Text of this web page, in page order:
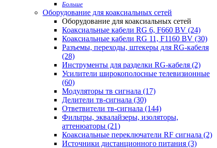
Больше
Оборудование для коаксиальных сетей
Оборудование для коаксиальных сетей
Коаксиальные кабели RG 6, F660 BV (24)
Коаксиальные кабели RG 11, F1160 BV (30)
Разъемы, переходы, штекеры для RG-кабеля
(28)
Инструменты для разделки RG-кабеля (2)
Усилители широкополосные телевизионные
(60)
Модуляторы тв сигнала (17)
Делители тв-сигнала (30)
Ответвители тв-сигнала (144)
Фильтры, эквалайзеры, изоляторы,
аттенюаторы (21)
Коаксиальные переключатели RF сигнала (2)
Источники дистанционного питания (3)